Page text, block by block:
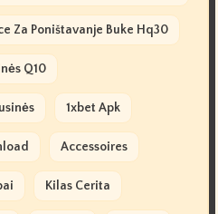
Za Poništavanje Buke Hq30
Q10
1xbet Apk
Accessoires
Kilas Cerita